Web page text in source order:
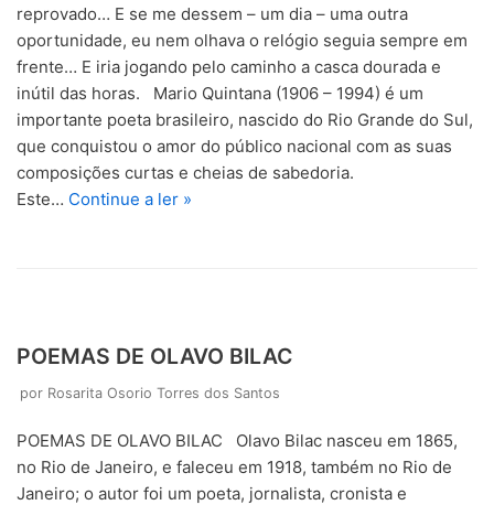
reprovado… E se me dessem – um dia – uma outra
oportunidade, eu nem olhava o relógio seguia sempre em
frente… E iria jogando pelo caminho a casca dourada e
inútil das horas. Mario Quintana (1906 – 1994) é um
importante poeta brasileiro, nascido do Rio Grande do Sul,
que conquistou o amor do público nacional com as suas
composições curtas e cheias de sabedoria.
Este… Continue a ler »
POEMAS DE OLAVO BILAC
por Rosarita Osorio Torres dos Santos
POEMAS DE OLAVO BILAC Olavo Bilac nasceu em 1865,
no Rio de Janeiro, e faleceu em 1918, também no Rio de
Janeiro; o autor foi um poeta, jornalista, cronista e